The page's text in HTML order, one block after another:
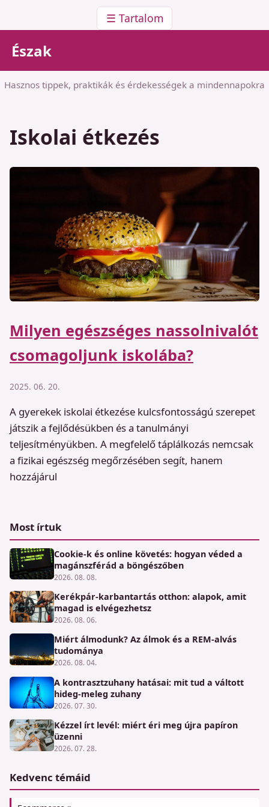
☰ Tartalom
Észak
Hasznos tippek, praktikák és érdekességek a mindennapokra
Iskolai étkezés
Milyen egészséges nassolnivalót
csomagoljunk iskolába?
2025. 06. 20.
A gyerekek iskolai étkezése kulcsfontosságú szerepet
játszik a fejlődésükben és a tanulmányi
teljesítményükben. A megfelelő táplálkozás nemcsak
a fizikai egészség megőrzésében segít, hanem
hozzájárul
Most írtuk
Cookie-k és online követés: hogyan véded a
magánszférád a böngészőben
2026. 08. 08.
Kerékpár-karbantartás otthon: alapok, amit
magad is elvégezhetsz
2026. 08. 06.
Miért álmodunk? Az álmok és a REM-alvás
tudománya
2026. 08. 04.
A kontrasztzuhany hatásai: mit tud a váltott
hideg-meleg zuhany
2026. 07. 30.
Kézzel írt levél: miért éri meg újra papíron
üzenni
2026. 07. 28.
Kedvenc témáid